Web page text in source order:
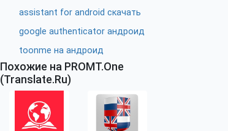
assistant for android скачать
google authenticator андроид
toonme на андроид
Похожие на PROMT.One
(Translate.Ru)